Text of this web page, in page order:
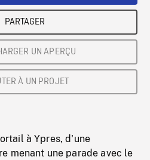
PARTAGER
UN APERÇU
À UN PROJET
à Ypres, d'une
menant une parade avec le